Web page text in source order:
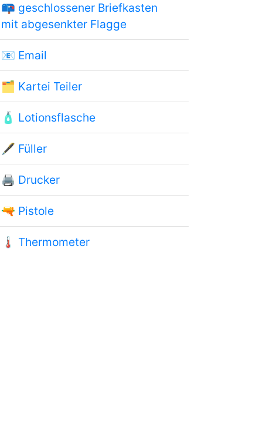
📪 geschlossener Briefkasten
mit abgesenkter Flagge
📧 Email
🗂 Kartei Teiler
🧴 Lotionsflasche
🖋 Füller
🖨 Drucker
🔫 Pistole
🌡 Thermometer